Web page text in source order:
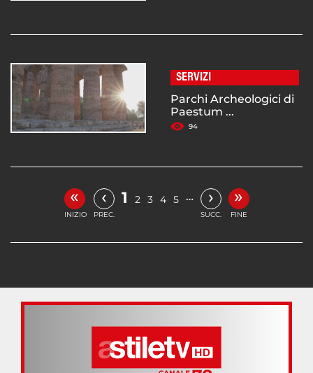
SERVIZI
Parchi Archeologici di
Paestum ...
94
«
INIZIO
‹
PREC.
1 2 3 4 5 … ›
SUCC.
»
FINE